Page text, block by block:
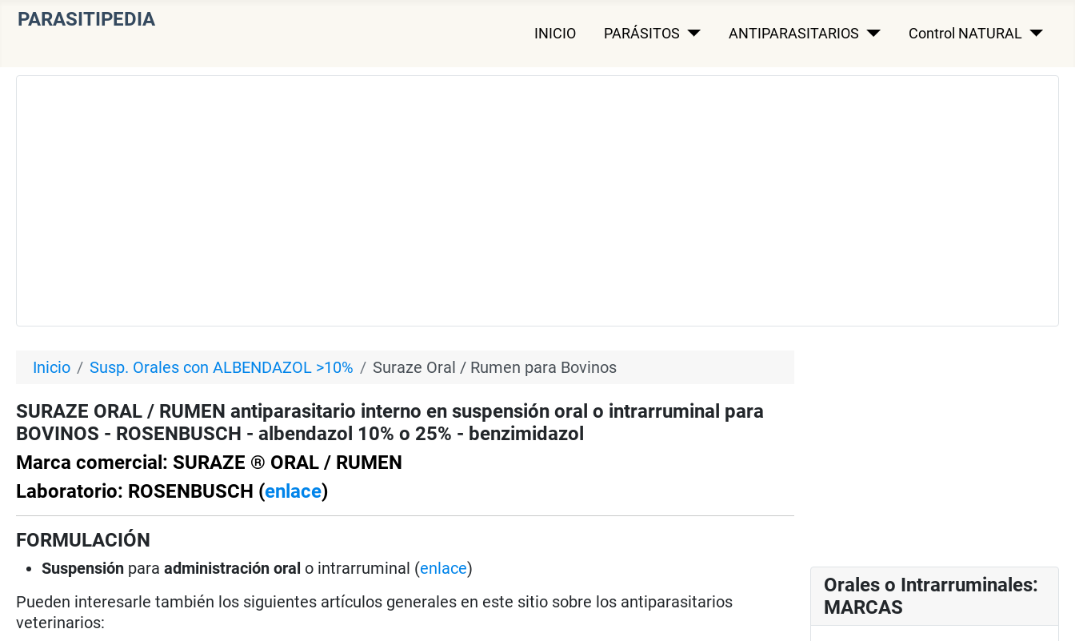
PARASITIPEDIA
INICIO PARÁSITOS ANTIPARASITARIOS Control NATURAL
Inicio Susp. Orales con ALBENDAZOL >10% Suraze Oral / Rumen para Bovinos
SURAZE ORAL / RUMEN antiparasitario interno en suspensión oral o intrarruminal para
BOVINOS - ROSENBUSCH - albendazol 10% o 25% - benzimidazol
Marca comercial: SURAZE ® ORAL / RUMEN
Laboratorio: ROSENBUSCH (enlace)
FORMULACIÓN
Suspensión paraadministración oral o intrarruminal (enlace)
Pueden interesarle también los siguientes artículos generales en este sitio sobre los antiparasitarios
veterinarios:
Orales o Intrarruminales:
MARCAS